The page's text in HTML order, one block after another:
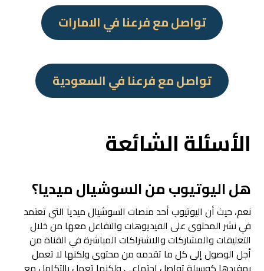
تواصل مع فرعنا في الامارات
تواصل مع فرعنا في السعودية
الأسئلة الشائعة
هل اليوتيوب من السوشيال ميديا؟
نعم، حيث أن اليوتيوب أحد منصات السوشيال ميديا التي تعتمد
في نشر المحتوى على الفيديوهات والتفاعل معها من خلال
التعليقات والمشاركات والاشتراكات المباشرة في القناة من
أجل الوصول إلى كل ما تقدمه من محتوى ولكنها لا تعمل